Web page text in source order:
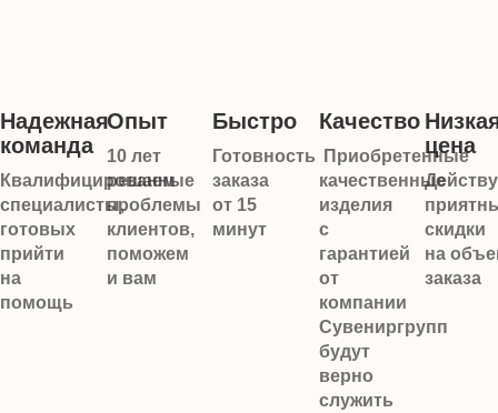
Надежная
команда
Квалифицированные
специалисты,
готовых
прийти
на
помощь
Опыт
10 лет
решаем
проблемы
клиентов,
поможем
и вам
Быстро
Готовность
заказа
от 15
минут
Качество
Приобретенные
качественные
изделия
с
гарантией
от
компании
Сувениргрупп
будут
верно
служить
цена
скидки
на
заказа